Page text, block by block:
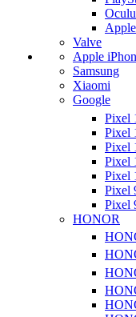
Valve
Apple
Samsung
Xiaomi
Google
Pixel
Pixel
Pixel
Pixel
Pixel
Pixel
Pixel
HONOR